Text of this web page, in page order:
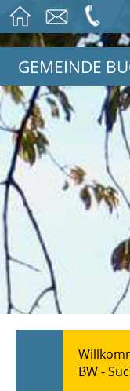
GEMEINDE
BW -